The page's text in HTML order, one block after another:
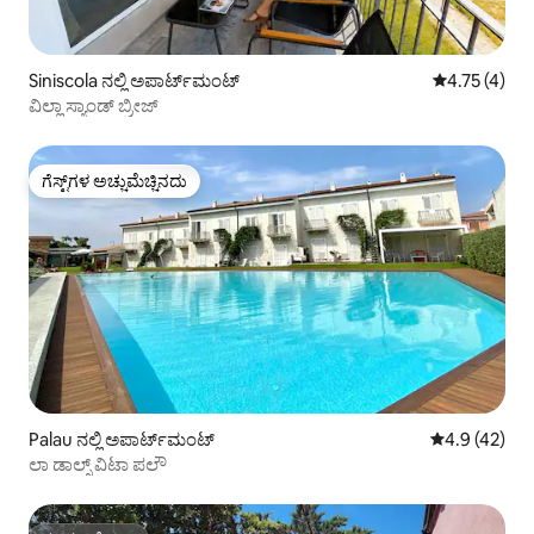
Siniscola ನಲ್ಲಿ ಅಪಾರ್ಟ್‌ಮಂಟ್ 5 ರಲ್ಲಿ 4.75
4.75 (4)
ವಿಲ್ಲಾ ಸ್ಯಾಂಡ್ ಬ್ರೀಜ್
ಗೆಸ್ಟ್‌ಗಳ ಅಚ್ಚುಮೆಚ್ಚಿನದು
ಗೆಸ್ಟ್‌ಗಳ ಅಚ್ಚುಮೆಚ್ಚಿನದು
Palau ನಲ್ಲಿ ಅಪಾರ್ಟ್‌ಮಂಟ್ 5 ರಲ್ಲಿ 4.9
4.9 (42)
ಲಾ ಡಾಲ್ಸ್ ವಿಟಾ ಪಲೌ